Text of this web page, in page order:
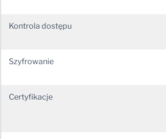
Kontrola dostępu
Szyfrowanie
Certyfikacje